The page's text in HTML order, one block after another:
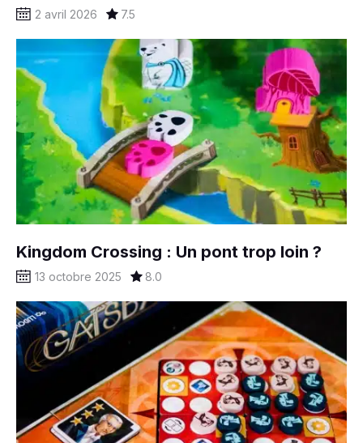
2 avril 2026 7.5
Kingdom Crossing : Un pont trop loin ?
13 octobre 2025 8.0